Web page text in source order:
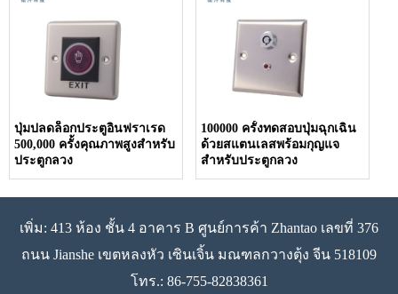
ปุ่มปลดล็อกประตูอินฟราเรด
500,000 ครั้งคุณภาพสูงสำหรับ
ประตูกลวง
100000 ครั้งทดสอบปุ่มฉุกเฉิน
ด้วยสแตนเลสพร้อมกุญแจ
สำหรับประตูกลวง
เพิ่ม: 413 ห้อง ชั้น 4 อาคาร B ศูนย์การค้า Zhantao เลขที่ 376
ถนน Jianshe เขตหลงหัว เซินเจิ้น มณฑลกวางตุ้ง จีน 518109
โทร.: 86-755-82838361